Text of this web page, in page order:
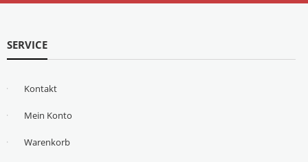
SERVICE
Kontakt
Mein Konto
Warenkorb